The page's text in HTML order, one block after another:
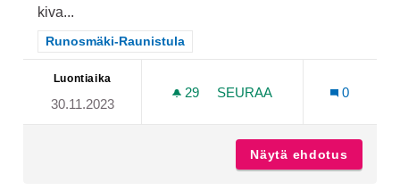
kiva...
Rajaa tulokset teeman mukaan: Runosmäki-Raunistula
Runosmäki-Raunistula
Luontiaika
30.11.2023
29 29 SEURAAJAA
SEURAA
0
Näytä ehdotus